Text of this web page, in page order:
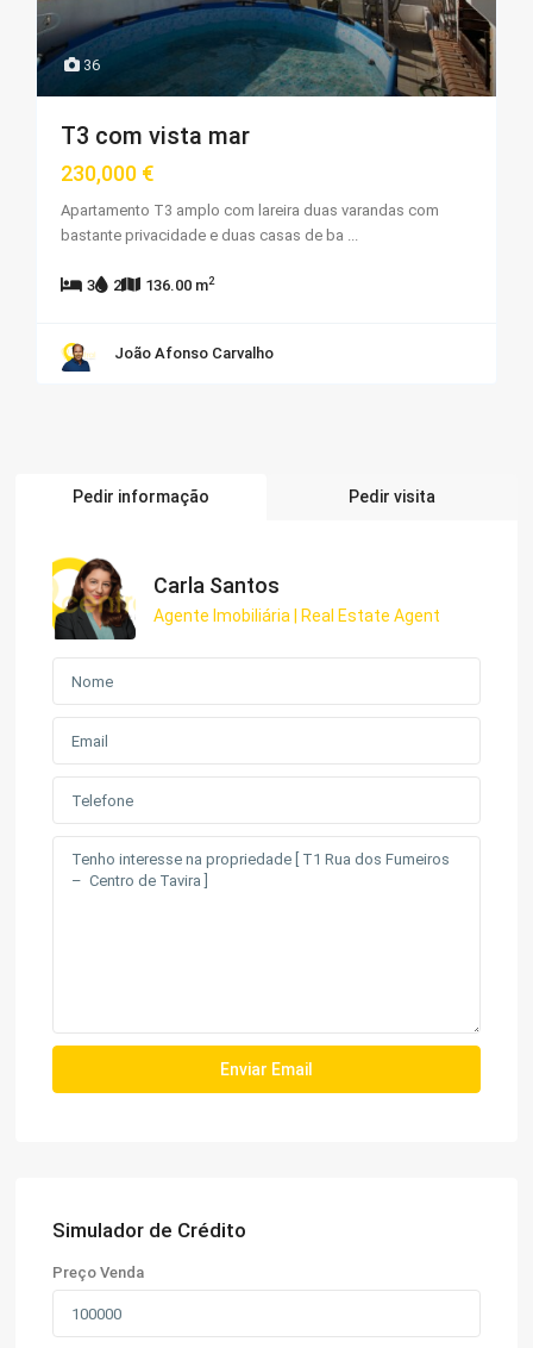
36
T3 com vista mar
230,000 €
Apartamento T3 amplo com lareira duas varandas com
bastante privacidade e duas casas de ba ...
3 2 136.00 m2
João Afonso Carvalho
Pedir informação Pedir visita
Carla Santos
Agente Imobiliária | Real Estate Agent
Simulador de Crédito
Preço Venda